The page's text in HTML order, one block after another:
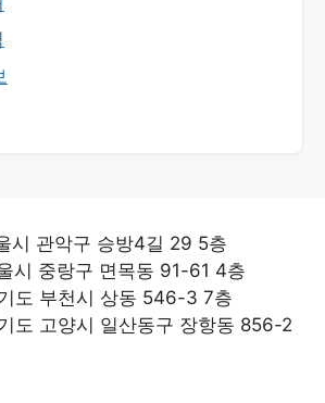
시 관악구 승방4길 29 5층
시 중랑구 면목동 91-61 4층
도 부천시 상동 546-3 7층
도 고양시 일산동구 장항동 856-2